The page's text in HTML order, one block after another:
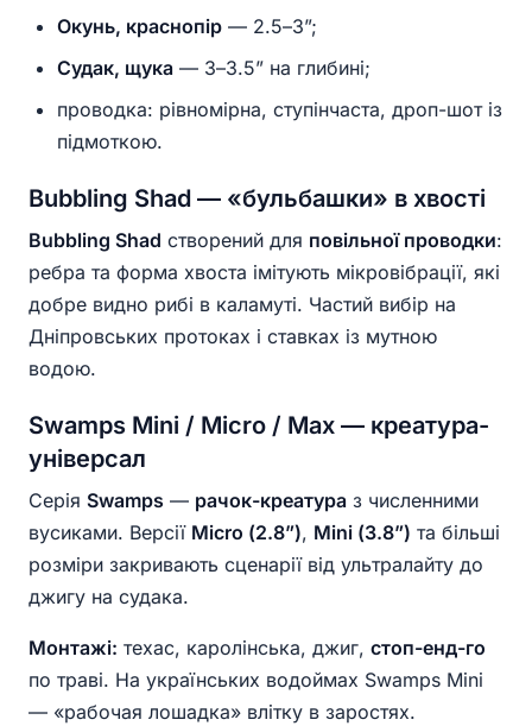
Окунь, краснопір — 2.5–3”;
Судак, щука — 3–3.5” на глибині;
проводка: рівномірна, ступінчаста, дроп-шот із
підмоткою.
Bubbling Shad — «бульбашки» в хвості
Bubbling Shad створений для повільної проводки:
ребра та форма хвоста імітують мікровібрації, які
добре видно рибі в каламуті. Частий вибір на
Дніпровських протоках і ставках із мутною
водою.
Swamps Mini / Micro / Max — креатура-
універсал
Серія Swamps — рачок-креатура з численними
вусиками. Версії Micro (2.8”), Mini (3.8”) та більші
розміри закривають сценарії від ультралайту до
джигу на судака.
Монтажі: техас, каролінська, джиг, стоп-енд-го
по траві. На українських водоймах Swamps Mini
— «рабочая лошадка» влітку в заростях.